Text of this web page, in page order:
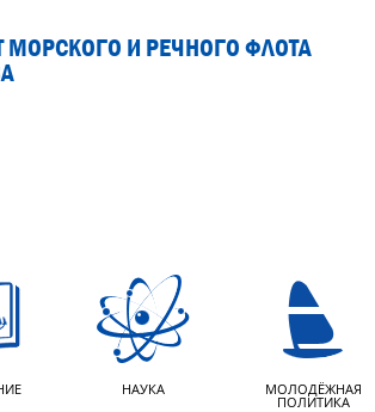
МОРСКОГО И РЕЧНОГО ФЛОТА
НАУКА МОЛОДЁЖНАЯ
ПОЛИТИКА